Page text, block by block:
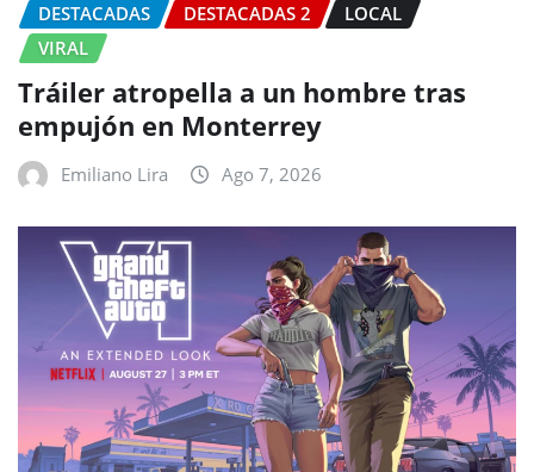
DESTACADAS DESTACADAS 2
LOCAL
VIRAL
Tráiler atropella a un hombre tras
empujón en Monterrey
Emiliano Lira Ago 7, 2026